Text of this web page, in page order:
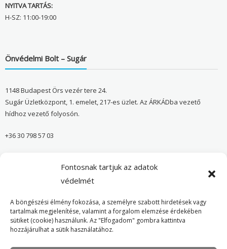
Fontosnak tartjuk az adatok
védelmét
A böngészési élmény fokozása, a személyre szabott hirdetések vagy
tartalmak megjelenítése, valamint a forgalom elemzése érdekében
sütiket (cookie) használunk. Az "Elfogadom" gombra kattintva
hozzájárulhat a sütik használatához.
NYITVA TARTÁS:
H-SZ: 11:00-19:00
Önvédelmi Bolt – Sugár
1148 Budapest Örs vezér tere 24.
Sugár Üzletközpont, 1. emelet, 217-es üzlet. Az ÁRKÁDba vezető
hídhoz vezető folyosón.
+36 30 798 57 03
Önvédelmi Bolt – Főoldal